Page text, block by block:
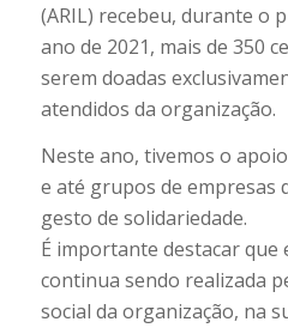
(ARIL) recebeu, durante o
ano de 2021, mais de 350
serem doadas
atendidos da organização.
Neste ano, tivemos o
e até grupos de empresas
gesto de solidariedade.
É importante destacar que
continua sendo realizada
social da organização, na